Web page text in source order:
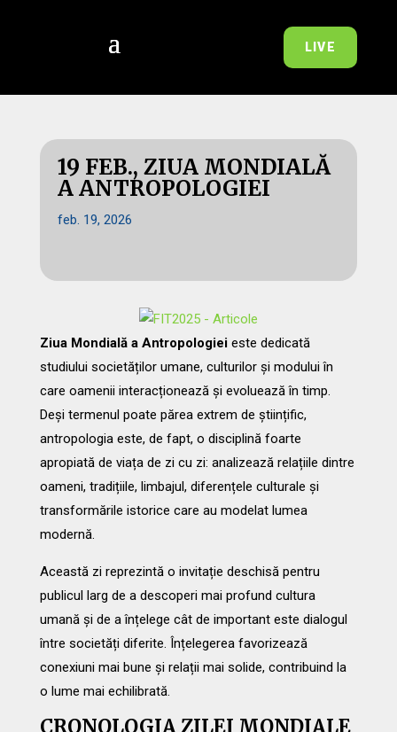
LIVE
19 FEB., ZIUA MONDIALĂ
A ANTROPOLOGIEI
feb. 19, 2026
Ziua Mondială a Antropologieieste dedicată
studiului societăților umane, culturilor și modului în
care oamenii interacționează și evoluează în timp.
Deși termenul poate părea extrem de științific,
antropologia este, de fapt, o disciplină foarte
apropiată de viața de zi cu zi: analizează relațiile dintre
oameni, tradițiile, limbajul, diferențele culturale și
transformările istorice care au modelat lumea
modernă.
Această zi reprezintă o invitație deschisă pentru
publicul larg de a descoperi mai profund cultura
umană și de a înțelege cât de important este dialogul
între societăți diferite. Înțelegerea favorizează
conexiuni mai bune și relații mai solide, contribuind la
o lume mai echilibrată.
CRONOLOGIA ZILEI MONDIALE